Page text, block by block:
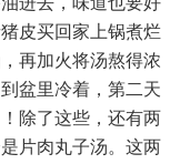
皮买回家上锅煮烂
再加火将汤熬得浓
盆里冷着，第二天
除了这些，还有两
片肉丸子汤。这两